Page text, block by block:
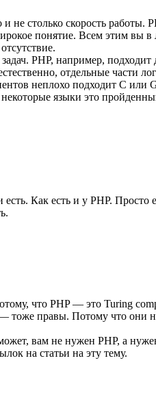
столько скорость работы.
понятие. Всем этим вы в
PHP, например, подходит
отдельные части
неплохо подходит C или
некоторые языки это
Как есть и у PHP. Просто
что PHP — это Turing
— тоже правы. Потому что они
вам не нужен PHP, а
на статьи на эту тему.